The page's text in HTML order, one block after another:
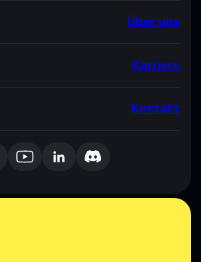
Über uns
Karriere
Kontakt